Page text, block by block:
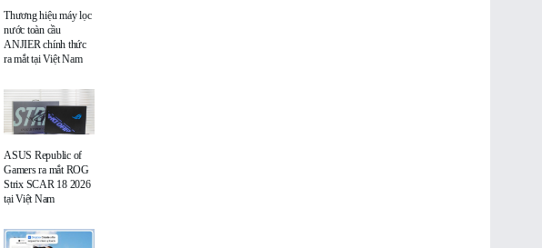
Thương hiệu máy lọc
nước toàn cầu
ANJIER chính thức
ra mắt tại Việt Nam
ASUS Republic of
Gamers ra mắt ROG
Strix SCAR 18 2026
tại Việt Nam